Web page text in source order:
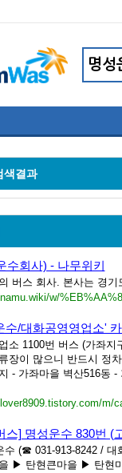
색결과
수회사) - 나무위키
버스 회사. 본사는 경
w/
수/대화공영영업소'
소 1100번 버스 (가좌
장이 많으니 반드시 정
- 가좌마을 벽산516동
스] 명성운수 830번
수 (☎ 031-913-8242 /
▶ 탄현큰마을 ▶ 탄현